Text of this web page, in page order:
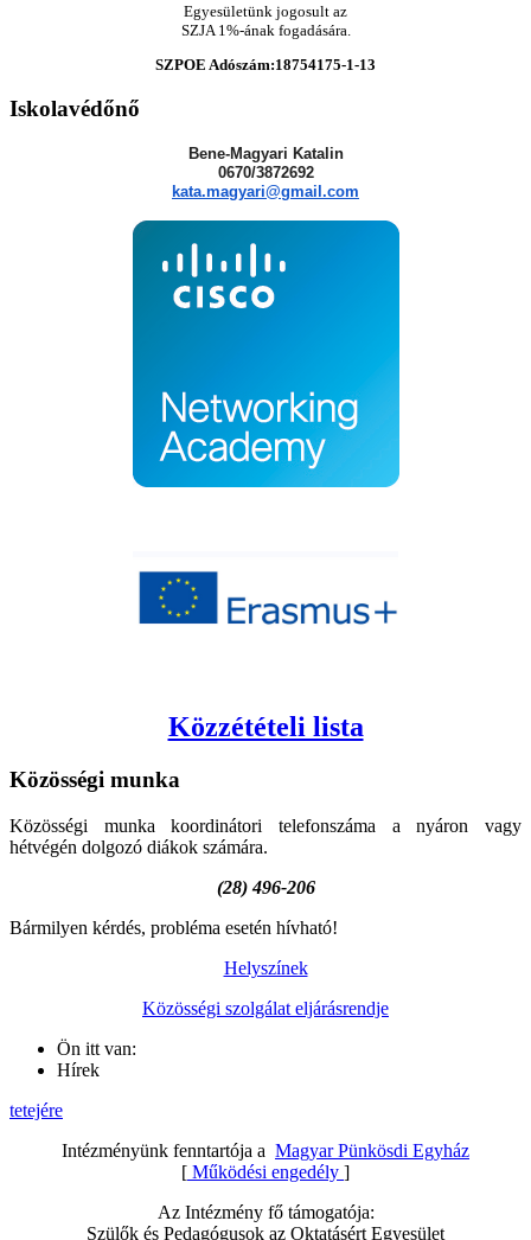
Egyesületünk jogosult az
SZJA 1%-ának fogadására.
SZPOE Adószám:18754175-1-13
Iskolavédőnő
Bene-Magyari Katalin
0670/3872692
kata.magyari@gmail.com
Közzétételi lista
Közösségi munka
Közösségi munka koordinátori telefonszáma a nyáron vagy
hétvégén dolgozó diákok számára.
(28) 496-206
Bármilyen kérdés, probléma esetén hívható!
Helyszínek
Közösségi szolgálat eljárásrendje
Ön itt van:
Hírek
tetejére
Intézményünk fenntartója a Magyar Pünkösdi Egyház
[ Működési engedély ]
Az Intézmény fő támogatója:
Szülők és Pedagógusok az Oktatásért Egyesület